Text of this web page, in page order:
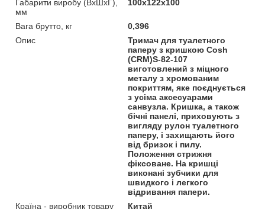
Габарити виробу (ВхШхГ),
мм
100х122х100
Вага брутто, кг
0,396
Опис
Тримач для туалетного
паперу з кришкою Cosh
(CRM)S-82-107
виготовлений з міцного
металу з хромованим
покриттям, яке поєднується
з усіма аксесуарами
санвузла. Кришка, а також
бічні панелі, приховують з
вигляду рулон туалетного
паперу, і захищають його
від бризок і пилу.
Положення стрижня
фіксоване. На кришці
виконані зубчики для
швидкого і легкого
відривання папери.
Країна - виробник товару
Китай